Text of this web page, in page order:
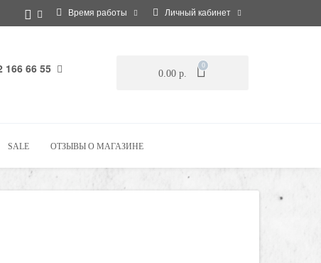
Время работы Личный кабинет
166 66 55 0.00 р.
0
SALE ОТЗЫВЫ О МАГАЗИНЕ